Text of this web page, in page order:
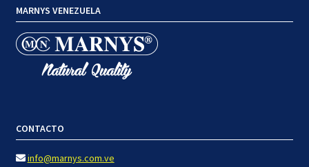
MARNYS VENEZUELA
CONTACTO
info@marnys.com.ve